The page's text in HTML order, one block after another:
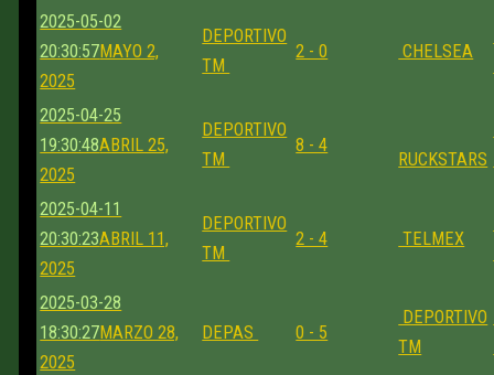
2025-05-02
20:30:57MAYO 2,
2025
DEPORTIVO
TM
2 - 0 CHELSEA
2025-04-25
19:30:48ABRIL 25,
2025
DEPORTIVO
TM
8 - 4
RUCKSTARS
2025-04-11
20:30:23ABRIL 11,
2025
DEPORTIVO
TM
2 - 4 TELMEX
2025-03-28
18:30:27MARZO 28,
2025
DEPAS 0 - 5
DEPORTIVO
TM